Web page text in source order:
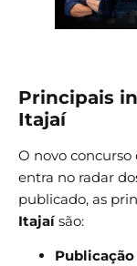
Principais
Itajaí
O novo concurso
entra no radar
publicado, as
Itajaí são: